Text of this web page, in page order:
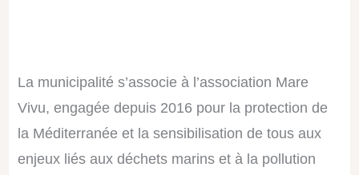
La municipalité s’associe à l’association Mare
Vivu, engagée depuis 2016 pour la protection de
la Méditerranée et la sensibilisation de tous aux
enjeux liés aux déchets marins et à la pollution